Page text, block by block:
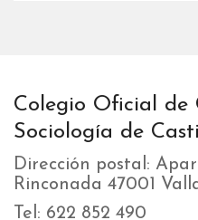
Colegio Oficial de
Sociología de
Dirección postal:
Rinconada 47001
Tel: 622 852 490